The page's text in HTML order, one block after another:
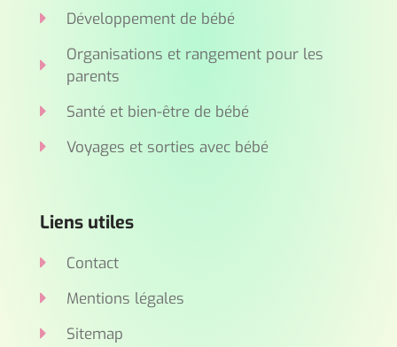
to
be
very
beautiful.the
features
watchmaking
in
future:
character,reliability,
Développement de bébé
Organisations et rangement pour les
parents
Santé et bien-être de bébé
Voyages et sorties avec bébé
Liens utiles
Contact
Mentions légales
Sitemap